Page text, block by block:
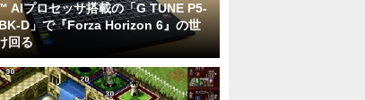
AIプロセッサ搭載の「G TUNE P5-
D」で『Forza Horizon 6』の世
回る